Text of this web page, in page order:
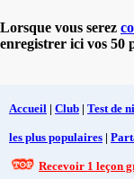
Lorsque vous serez
enregistrer ici vos 50
Accueil | Club | Test de
les plus populaires |
Recevoir 1 leçon